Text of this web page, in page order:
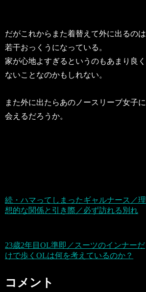
だがこれからまた着替えて外に出るのは
若干おっくうになっている。
家が心地よすぎるというのもあまり良く
ないことなのかもしれない。
また外に出たらあのノースリーブ女子に
会えるだろうか。
続・ハマってしまったギャルナース／理
想的な関係と引き際／必ず訪れる別れ
23歳2年目OL準即／スーツのインナーだ
けで歩くOLは何を考えているのか？
コメント